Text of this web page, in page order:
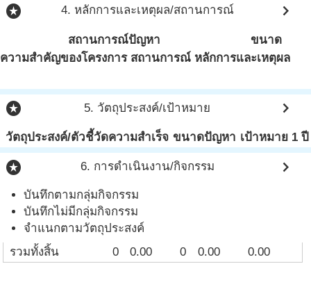
stars 4. หลักการและเหตุผล/สถานการณ์ chevron_right
สถานการณ์ปัญหา
ขนาด
ความสำคัญของโครงการ สถานการณ์ หลักการและเหตุผล
stars 5. วัตถุประสงค์/เป้าหมาย chevron_right
วัตถุประสงค์/ตัวชี้วัดความสำเร็จ ขนาดปัญหา เป้าหมาย 1 ปี
stars 6. การดำเนินงาน/กิจกรรม chevron_right
บันทึกตามกลุ่มกิจกรรม
บันทึกไม่มีกลุ่มกิจกรรม
จำแนกตามวัตถุประสงค์
รวมทั้งสิ้น
0 0.00 0 0.00 0.00